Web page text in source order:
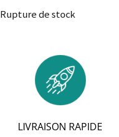
Rupture de stock
LIVRAISON RAPIDE